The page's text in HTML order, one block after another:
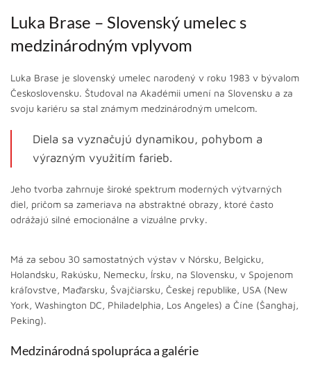
Luka Brase – Slovenský umelec s
medzinárodným vplyvom
Luka Brase je slovenský umelec narodený v roku 1983 v bývalom
Československu. Študoval na Akadémii umení na Slovensku a za
svoju kariéru sa stal známym medzinárodným umelcom.
Diela sa vyznačujú dynamikou, pohybom a
výrazným využitím farieb.
Jeho tvorba zahrnuje široké spektrum moderných výtvarných
diel, pričom sa zameriava na abstraktné obrazy, ktoré často
odrážajú silné emocionálne a vizuálne prvky.
Má za sebou 30 samostatných výstav v Nórsku, Belgicku,
Holandsku, Rakúsku, Nemecku, Írsku, na Slovensku, v Spojenom
kráľovstve, Maďarsku, Švajčiarsku, Českej republike, USA (New
York, Washington DC, Philadelphia, Los Angeles) a Číne (Šanghaj,
Peking).
Medzinárodná spolupráca a galérie